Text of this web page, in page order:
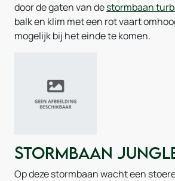
door de gaten van destormbaan
balk en klim met een rot vaart
mogelijk bij het einde te komen.
Stormbaan
Op deze stormbaan wacht een